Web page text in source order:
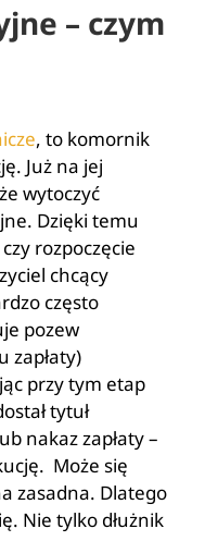
– czym
, to komornik
Już na jej
wytoczyć
Dzięki temu
rozpoczęcie
chcący
często
pozew
zapłaty)
przy tym etap
tytuł
nakaz zapłaty –
Może się
zasadna. Dlatego
Nie tylko dłużnik